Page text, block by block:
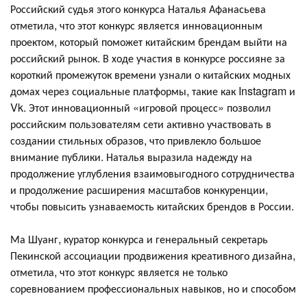
Российский судья этого конкурса Наталья Афанасьева
отметила, что этот конкурс является инновационным
проектом, который поможет китайским брендам выйти на
российский рынок. В ходе участия в конкурсе россияне за
короткий промежуток времени узнали о китайских модных
домах через социальные платформы, такие как Instagram и
Vk. Этот инновационный «игровой процесс» позволил
российским пользователям сети активно участвовать в
создании стильных образов, что привлекло большое
внимание публики. Наталья выразила надежду на
продолжение углубления взаимовыгодного сотрудничества
и продолжение расширения масштабов конкуренции,
чтобы повысить узнаваемость китайских брендов в России.
Ма Шуанг, куратор конкурса и генеральный секретарь
Пекинской ассоциации продвижения креативного дизайна,
отметила, что этот конкурс является не только
соревнованием профессиональных навыков, но и способом